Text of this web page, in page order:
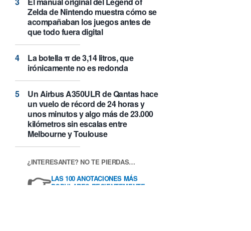
Zelda de Nintendo muestra cómo se
acompañaban los juegos antes de
que todo fuera digital
La botella π de 3,14 litros, que
irónicamente no es redonda
Un Airbus A350ULR de Qantas hace
un vuelo de récord de 24 horas y
unos minutos y algo más de 23.000
kilómetros sin escalas entre
Melbourne y Toulouse
¿INTERESANTE? NO TE PIERDAS…
👉LAS 100 ANOTACIONES MÁS
POPULARES RECIENTEMENTE